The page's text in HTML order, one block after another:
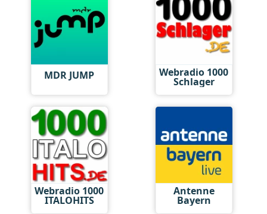
MDR JUMP Webradio 1000
Schlager
Webradio 1000
ITALOHITS
Antenne
Bayern